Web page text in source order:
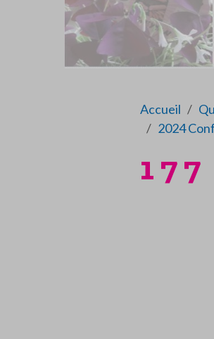
Accueil
2024
1 7 7